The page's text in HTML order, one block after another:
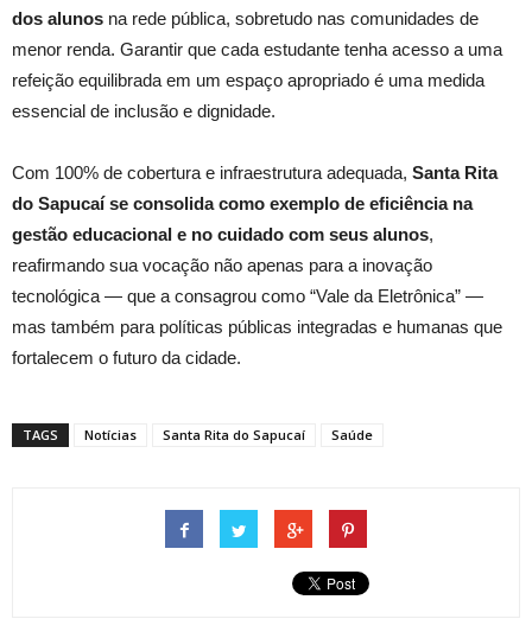
dos alunos na rede pública, sobretudo nas comunidades de
menor renda. Garantir que cada estudante tenha acesso a uma
refeição equilibrada em um espaço apropriado é uma medida
essencial de inclusão e dignidade.
Com 100% de cobertura e infraestrutura adequada, Santa Rita
do Sapucaí se consolida como exemplo de eficiência na
gestão educacional e no cuidado com seus alunos,
reafirmando sua vocação não apenas para a inovação
tecnológica — que a consagrou como “Vale da Eletrônica” —
mas também para políticas públicas integradas e humanas que
fortalecem o futuro da cidade.
TAGS Notícias Santa Rita do Sapucaí Saúde